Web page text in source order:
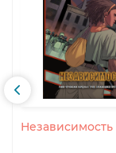
Независимость